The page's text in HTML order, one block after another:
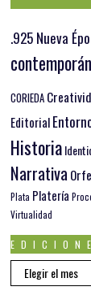
.925 Nueva
CORIEDA
Editorial
Historia
Narrativa
Plata Platería
Virtualidad
EDICIONES